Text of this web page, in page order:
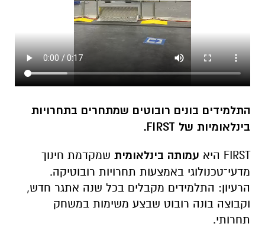
התלמידים בונים רובוטים שמתחרים בתחרויות
בינלאומיות של FIRST
.
FIRST היא עמותה בינלאומית שמקדמת חינוך
מדעי־טכנולוגי באמצעות תחרויות רובוטיקה.
הרעיון: התלמידים מקבלים בכל שנה אתגר חדש,
וקבוצה בונה רובוט שבצע משימות במשחק
תחרותי.